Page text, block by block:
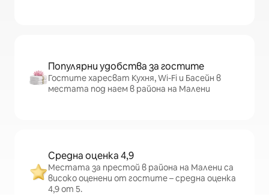
Популярни удобства за гостите
Гостите харесват Кухня, Wi-Fi и Басейн в
местата под наем в района на Малени
Средна оценка 4,9
Местата за престой в района на Малени са
високо оценени от гостите – средна оценка
4,9 от 5.